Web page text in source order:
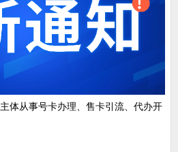
体从事号卡办理、售卡引流、代办开